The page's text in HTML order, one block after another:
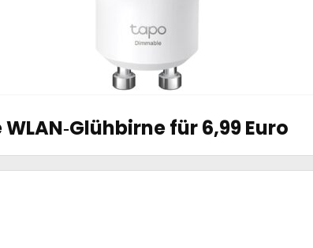
für 6,99 Euro